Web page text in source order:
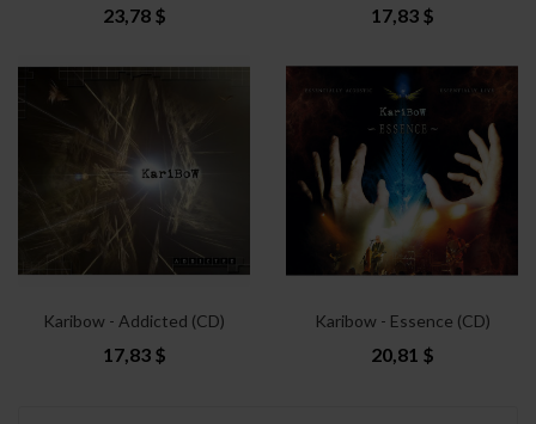
23,78 $ 17,83 $
Karibow - Addicted (CD)
17,83 $
Karibow - Essence (CD)
20,81 $